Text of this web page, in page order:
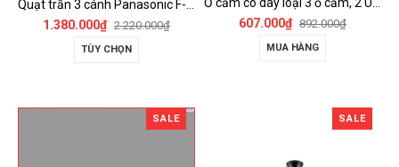
Quạt trần 3 cánh Panasonic F-60FV2
1.380.000₫ 2.220.000₫
TÙY CHỌN
607.000₫ 892.000₫
MUA HÀNG
SALE SALE